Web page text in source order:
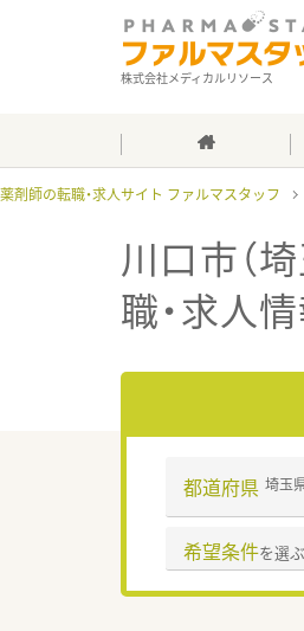
株式会社メディカルリソース
薬剤師の転職・求人サイト ファルマスタッフ
川口市（
職・求人
都道府県 埼玉
希望条件を選ぶ